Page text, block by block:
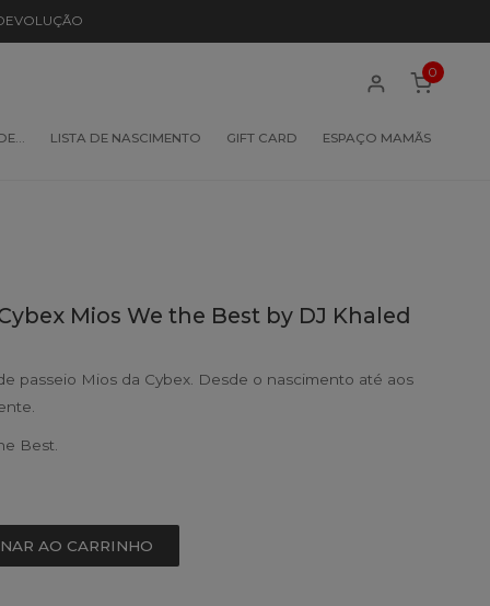
LISTA DE NASCIMENTO GIFT CARD ESPAÇO MAMÃS
0
Mios We the Best by DJ Khaled
passeio Mios da Cybex. Desde o nascimento até aos
Best.
AO CARRINHO